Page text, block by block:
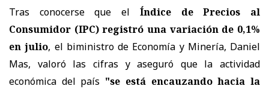
Tras conocerse que el Índice de Precios al
Consumidor (IPC) registró una variación de 0,1%
en julio, el biministro de Economía y Minería, Daniel
Mas, valoró las cifras y aseguró que la actividad
económica del país "se está encauzando hacia la